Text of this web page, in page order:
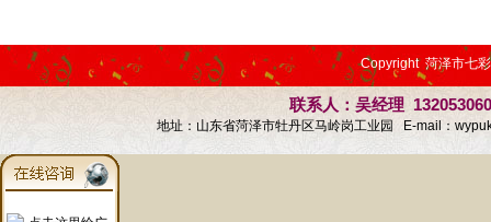
Copyright 菏泽市七
联系人：吴经理
地址：山东省菏泽市牡丹区马岭岗工业园 E-mail：